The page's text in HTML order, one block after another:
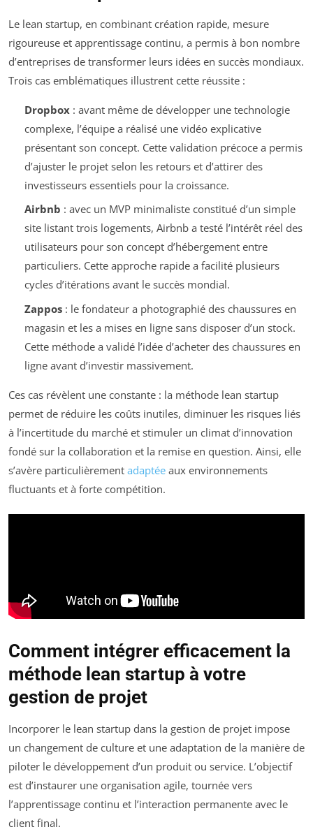
Le lean startup, en combinant création rapide, mesure
rigoureuse et apprentissage continu, a permis à bon nombre
d’entreprises de transformer leurs idées en succès mondiaux.
Trois cas emblématiques illustrent cette réussite :
Dropbox: avant même de développer une technologie
complexe, l’équipe a réalisé une vidéo explicative
présentant son concept. Cette validation précoce a permis
d’ajuster le projet selon les retours et d’attirer des
investisseurs essentiels pour la croissance.
Airbnb : avec un MVP minimaliste constitué d’un simple
site listant trois logements, Airbnb a testé l’intérêt réel des
utilisateurs pour son concept d’hébergement entre
particuliers. Cette approche rapide a facilité plusieurs
cycles d’itérations avant le succès mondial.
Zappos: le fondateur a photographié des chaussures en
magasin et les a mises en ligne sans disposer d’un stock.
Cette méthode a validé l’idée d’acheter des chaussures en
ligne avant d’investir massivement.
Ces cas révèlent une constante : la méthode lean startup
permet de réduire les coûts inutiles, diminuer les risques liés
à l’incertitude du marché et stimuler un climat d’innovation
fondé sur la collaboration et la remise en question. Ainsi, elle
s’avère particulièrement adaptée aux environnements
fluctuants et à forte compétition.
Comment intégrer efficacement la
méthode lean startup à votre
gestion de projet
Incorporer le lean startup dans la gestion de projet impose
un changement de culture et une adaptation de la manière de
piloter le développement d’un produit ou service. L’objectif
est d’instaurer une organisation agile, tournée vers
l’apprentissage continu et l’interaction permanente avec le
client final.